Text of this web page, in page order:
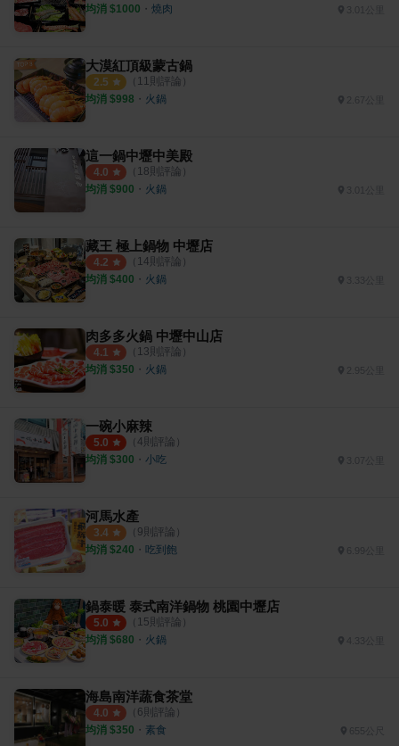
均消 $1000 ・ 燒肉
大漠紅頂級蒙古鍋
2.5 （ 11則評論）
均消 $998 ・ 火鍋
這一鍋中壢中美殿
4.0 （ 18則評論）
均消 $900 ・ 火鍋
藏王 極上鍋物 中壢店
4.2 （ 14則評論）
均消 $400 ・ 火鍋
肉多多火鍋 中壢中山店
4.1 （ 13則評論）
均消 $350 ・ 火鍋 2.95公里
一碗小麻辣
5.0 （ 4則評論）
均消 $300 ・ 小吃
河馬水產
3.4 （ 9則評論）
均消 $240 ・ 吃到飽
鍋泰暖 泰式南洋鍋物 桃園中壢店
5.0 （ 15則評論）
均消 $680 ・ 火鍋 4.33公里
海島南洋蔬食茶堂
4.0 （ 6則評論）
均消 $350 ・ 素食 655公尺